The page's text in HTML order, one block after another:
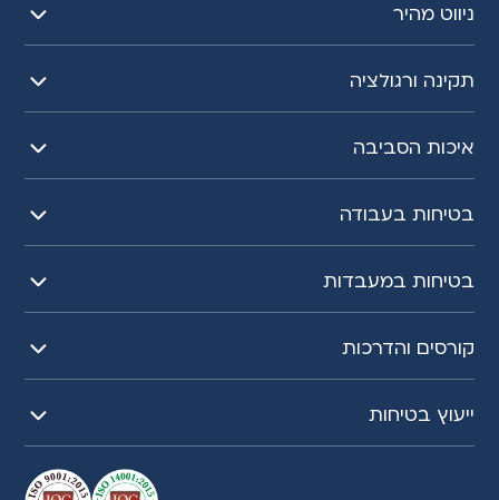
ניווט מהיר
תקינה ורגולציה
איכות הסביבה
בטיחות בעבודה
בטיחות במעבדות
קורסים והדרכות
ייעוץ בטיחות